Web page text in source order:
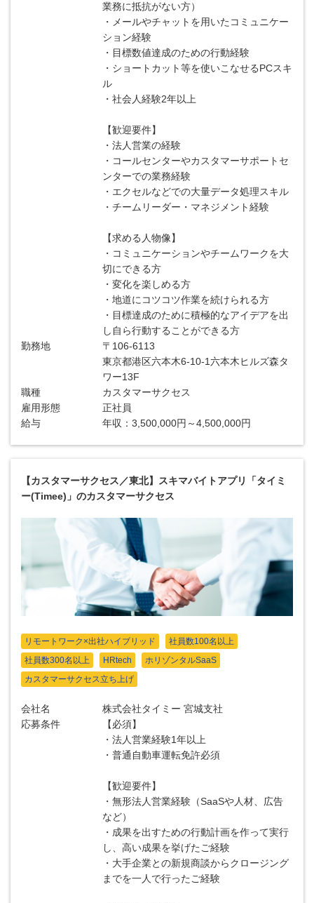
業務に抵抗がない方）
・メールやチャットを用いたコミュニケー
ション経験
・目標数値達成のための行動経験
・ショートカット等を使いこなせるPCスキ
ル
・社会人経験2年以上
【歓迎要件】
・法人営業の経験
・コールセンターやカスタマーサポートセ
ンターでの業務経験
・エクセルなどでの大量データ処理スキル
・チームリーダー・マネジメント経験
【求める人物像】
・コミュニケーションやチームワークを大
切にできる方
・変化を楽しめる方
・地道にコツコツ作業を続けられる方
・目標達成のために積極的なアイデアを出
し自ら行動することができる方
勤務地
〒106-6113
東京都港区六本木6-10-1六本木ヒルズ森タ
ワー13F
職種
カスタマーサクセス
雇用形態
正社員
給与
年収：3,500,000円～4,500,000円
【カスタマーサクセス／東北】スキマバイトアプリ「タイミ
ー(Timee)」のカスタマーサクセス
リモートワーク×出社ハイブリッド
社員数100名以上
社員数300名以上
HRtech
ホリゾンタルSaaS
カスタマーサクセス立ち上げ
会社名
株式会社タイミー 宮城支社
応募条件
【必須】
・法人営業経験1年以上
・普通自動車運転免許必須
【歓迎要件】
・無形法人営業経験（SaaSや人材、広告
など）
・成果を出すための行動計画を作って実行
し、高い成果を挙げたご経験
・大手企業との新規商談からクロージング
までを一人で行ったご経験